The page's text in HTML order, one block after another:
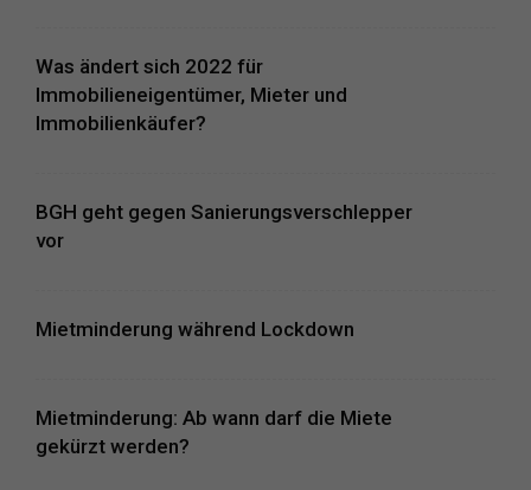
Was ändert sich 2022 für
Immobilieneigentümer, Mieter und
Immobilienkäufer?
BGH geht gegen Sanierungsverschlepper
vor
Mietminderung während Lockdown
Mietminderung: Ab wann darf die Miete
gekürzt werden?